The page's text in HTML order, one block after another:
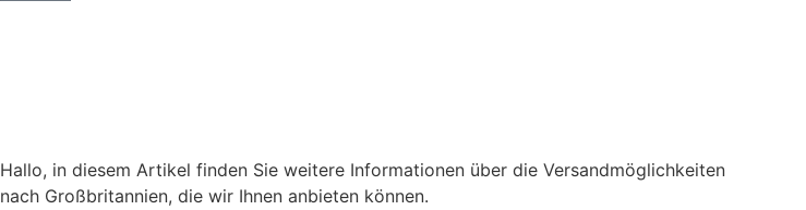
Hallo, in diesem Artikel finden Sie weitere Informationen über die Versandmöglichkeiten
nach Großbritannien, die wir Ihnen anbieten können.